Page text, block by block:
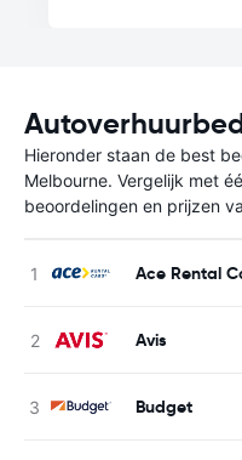
Hieronder staan de best
Melbourne. Vergelijk met
beoordelingen en prijzen
Ace Rental
Avis
Budget